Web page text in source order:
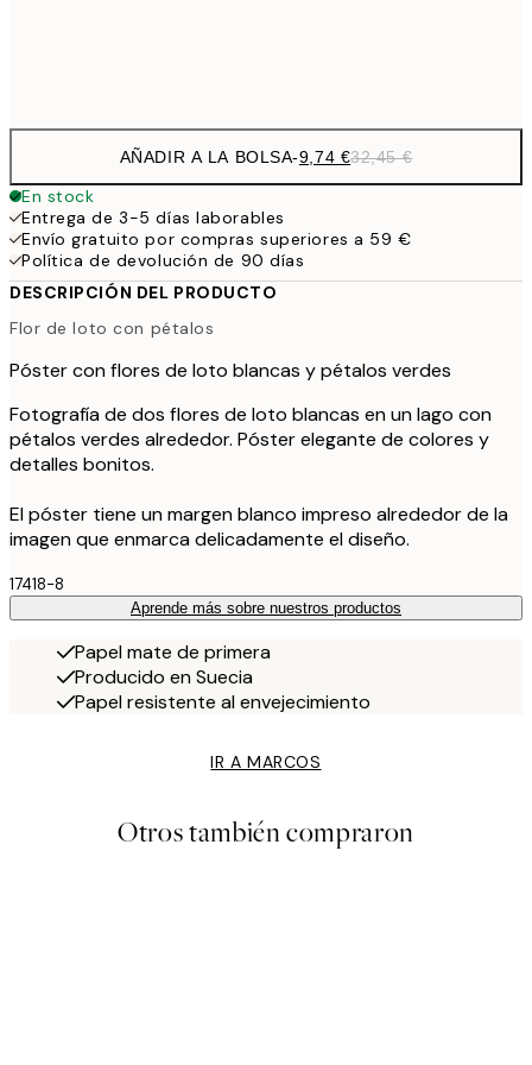
AÑADIR A LA BOLSA-9,74 €32,45 €
En stock
Entrega de 3-5 días laborables
Envío gratuito por compras superiores a 59 €
Política de devolución de 90 días
DESCRIPCIÓN DEL PRODUCTO
Flor de loto con pétalos
Póster con flores de loto blancas y pétalos verdes
Fotografía de dos flores de loto blancas en un lago con
pétalos verdes alrededor. Póster elegante de colores y
detalles bonitos.
El póster tiene un margen blanco impreso alrededor de la
imagen que enmarca delicadamente el diseño.
17418-8
Aprende más sobre nuestros productos
Papel mate de primera
Producido en Suecia
Papel resistente al envejecimiento
IR A MARCOS
Otros también compraron